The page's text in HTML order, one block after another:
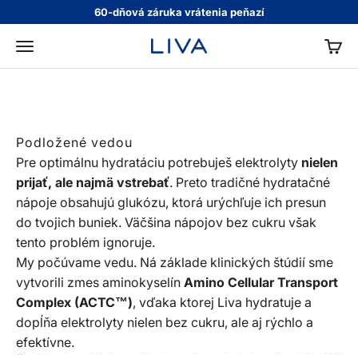
Preskočiť na obsah60-dňová záruka vrátenia peňazí
Menu LIVA
Zloženie
Vyvážený pomer elektrolytov, nízka
Podložené vedou
Pre optimálnu hydratáciu potrebuješ elektrolyty nielen
prijať, ale najmä vstrebať. Preto tradičné hydratačné
nápoje obsahujú glukózu, ktorá urýchľuje ich presun
do tvojich buniek. Väčšina nápojov bez cukru však
tento problém ignoruje.
My počúvame vedu. Ná základe klinických štúdií sme
vytvorili zmes aminokyselín Amino Cellular Transport
Complex (ACTC™), vďaka ktorej Liva hydratuje a
dopĺňa elektrolyty nielen bez cukru, ale aj rýchlo a
efektívne.